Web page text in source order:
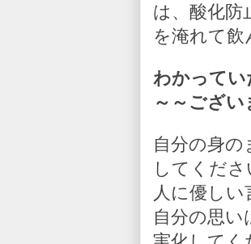
は、酸化防
を淹れて飲
わかってい
～～ござい
自分の身の
してくださ
人に優し
自分の思